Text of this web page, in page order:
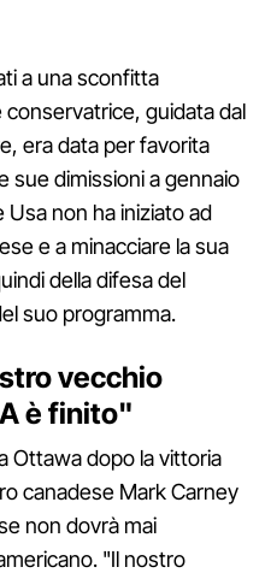
a una sconfitta
guidata dal
era data per favorita
sue dimissioni a gennaio
non ha iniziato ad
e a minacciare la sua
della difesa del
suo programma.
vecchio
è finito"
Ottawa dopo la vittoria
canadese Mark Carney
non dovrà mai
"Il nostro